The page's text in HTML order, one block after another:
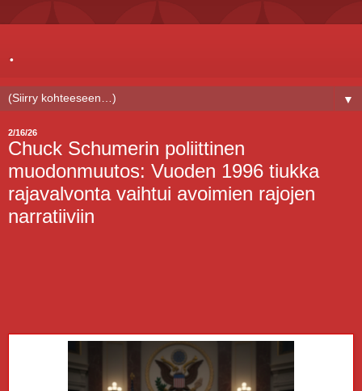
.
▼
2/16/26
Chuck Schumerin poliittinen
muodonmuutos: Vuoden 1996 tiukka
rajavalvonta vaihtui avoimien rajojen
narratiiviin